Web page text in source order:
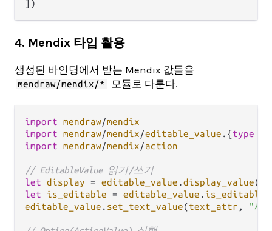
4. Mendix 타입 활용
생성된 바인딩에서 받는 Mendix 값들을
mendraw/mendix/* 모듈로 다룬다.
import mendraw/mendix
import mendraw/mendix/editable_value . {type
import mendraw/mendix/action
// EditableValue 읽기/쓰기
let display = editable_value .display_value(
let
is_editable = editable_value . is_editable
editable_value . set_text_value(text_attr , "새